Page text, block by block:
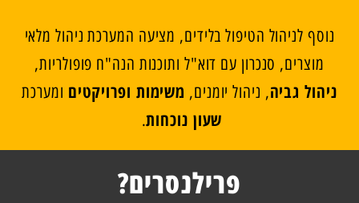
נוסף לניהול הטיפול בלידים, מציעה המערכת ניהול מלאי
מוצרים, סנכרון עם דוא"ל ותוכנות הנה"ח פופולריות,
ניהול גביה, ניהול יומנים, משימות ופרויקטים ומערכת
שעון נוכחות.
פרילנסרים?